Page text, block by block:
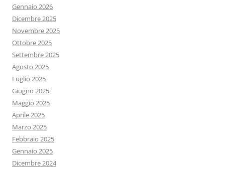
Gennaio 2026
Dicembre 2025
Novembre 2025
Ottobre 2025
Settembre 2025
Agosto 2025
Luglio 2025
Giugno 2025
Maggio 2025
Aprile 2025
Marzo 2025
Febbraio 2025
Gennaio 2025
Dicembre 2024